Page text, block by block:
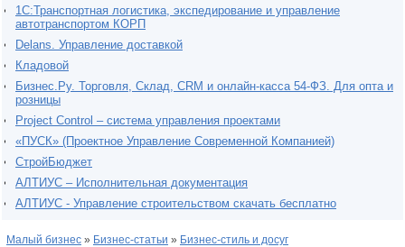
1С:Транспортная логистика, экспедирование и управление
автотранспортом КОРП
Delans. Управление доставкой
Кладовой
Бизнес.Ру. Торговля, Склад, CRM и онлайн-касса 54-ФЗ. Для опта и
розницы
Project Сontrol – система управления проектами
«ПУСК» (Проектное Управление Современной Компанией)
СтройБюджет
АЛТИУС – Исполнительная документация
АЛТИУС - Управление строительством скачать бесплатно
Малый бизнес » Бизнес-статьи » Бизнес-стиль и досуг